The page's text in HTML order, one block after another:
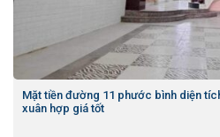
Mặt tiền đường 11 phước bình diện
xuân hợp giá tốt